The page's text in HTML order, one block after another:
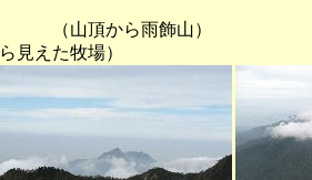
（山頂から雨飾山） （山頂
ら見えた牧場）